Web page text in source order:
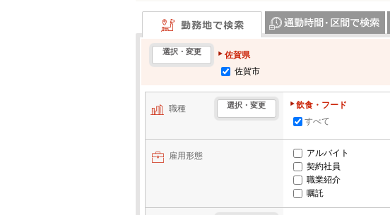
勤務地で検索
選択・変更
佐賀県
佐賀市
職種 選択・変更
飲食・フード
すべて
雇用形態 アルバイト
契約社員
職業紹介
嘱託